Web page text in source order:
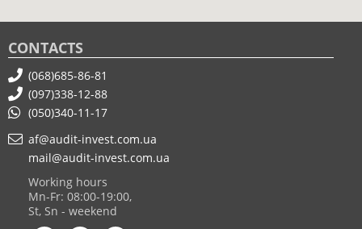
CONTACTS
(068)685-86-81
(097)338-12-88
(050)340-11-17
af@audit-invest.com.ua
mail@audit-invest.com.ua
Working hours
Mn-Fr: 08:00-19:00,
St, Sn - weekend